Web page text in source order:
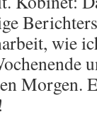
wie
Morgen.